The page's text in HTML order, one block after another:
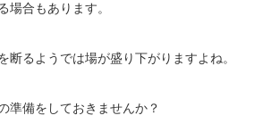
場合もあります。
断るようでは場が盛り下がりますよね。
準備をしておきませんか？